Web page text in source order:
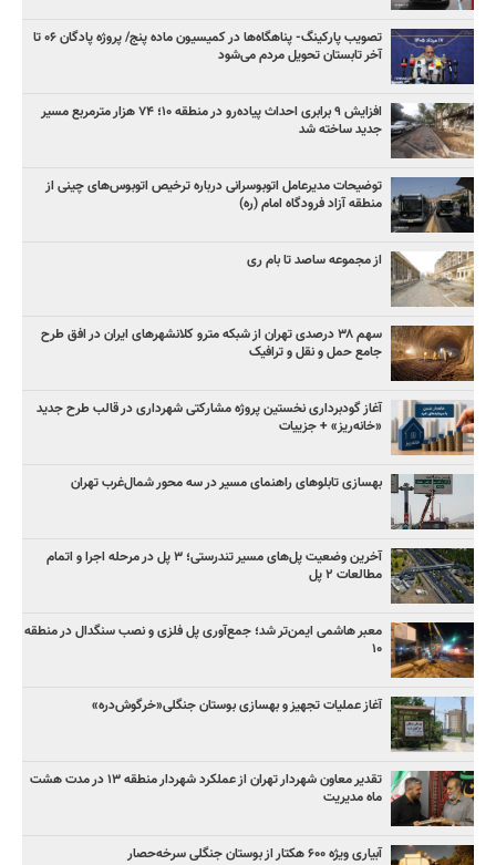
تصویب پارکینگ- پناهگاه‌ها در کمیسیون ماده پنج/ پروژه پادگان ۰۶ تا
آخر تابستان تحویل مردم می‌شود
افزایش ۹ برابری احداث پیاده‌رو در منطقه ۱۰؛ ۷۴ هزار مترمربع مسیر
جدید ساخته شد
توضیحات مدیرعامل اتوبوسرانی درباره ترخیص اتوبوس‌های چینی از
منطقه آزاد فرودگاه امام (ره)
از مجموعه ساصد تا بام ری
سهم ۳۸ درصدی تهران از شبکه مترو کلانشهرهای ایران در افق طرح
جامع حمل و نقل و ترافیک
آغاز گودبرداری نخستین پروژه مشارکتی شهرداری در قالب طرح جدید
«خانه‌ریز» + جزییات
بهسازی تابلوهای راهنمای مسیر در سه محور شمال‌غرب تهران
آخرین وضعیت پل‌های مسیر تندرستی؛ ۳ پل در مرحله اجرا و اتمام
مطالعات ۲ پل
معبر هاشمی ایمن‌تر شد؛ جمع‌آوری پل فلزی و نصب سنگدال در منطقه
۱۰
آغاز عملیات تجهیز و بهسازی بوستان جنگلی«خرگوش‌دره»
تقدیر معاون شهردار تهران از عملکرد شهردار منطقه ۱۳ در مدت هشت
ماه مدیریت
آبیاری ویژه ۶۰۰ هکتار از بوستان جنگلی سرخه‌حصار